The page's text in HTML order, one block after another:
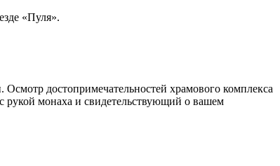
«Пуля».
достопримечательностей храмового комплекса
рукой монаха и свидетельствующий о вашем